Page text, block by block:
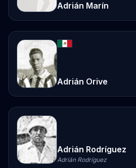
Adrián Marín
Adrián Orive
Adrián Rodríguez
Adrián Rodríguez